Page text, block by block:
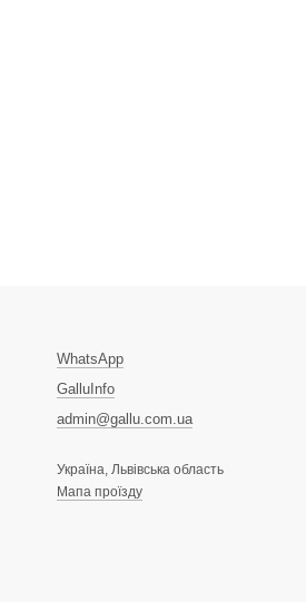
WhatsApp
GalluInfo
admin@gallu.com.ua
Україна, Львівська область
Мапа проїзду